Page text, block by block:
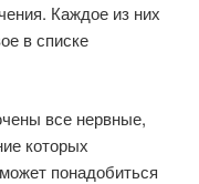
Каждое из них
в списке
все нервные,
которых
понадобить­ся